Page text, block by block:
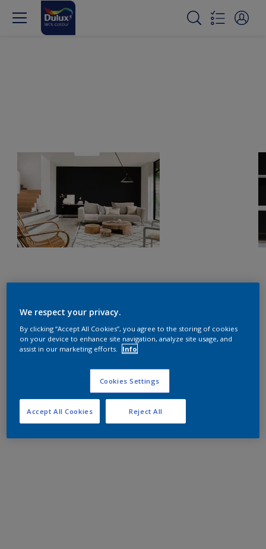
We respect your privacy.
By clicking “Accept All Cookies”, you agree to the storing of cookies
on your device to enhance site navigation, analyze site usage, and
assist in our marketing efforts.
Info
Cookies Settings
Reject All
Accept All Cookies